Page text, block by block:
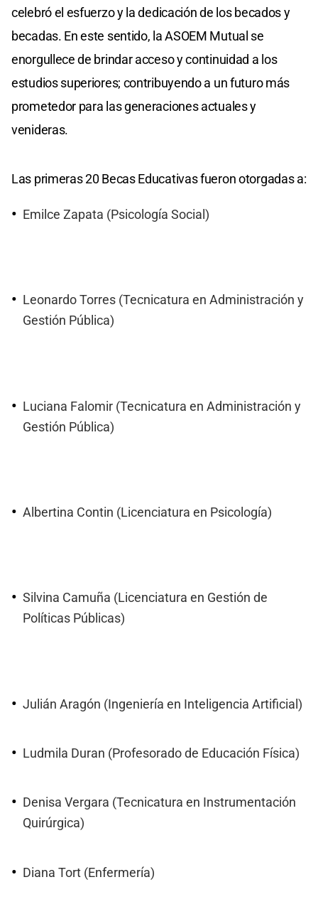
celebró el esfuerzo y la dedicación de los becados y
becadas. En este sentido, la ASOEM Mutual se
enorgullece de brindar acceso y continuidad a los
estudios superiores; contribuyendo a un futuro más
prometedor para las generaciones actuales y
venideras.
Las primeras 20 Becas Educativas fueron otorgadas a:
Emilce Zapata (Psicología Social)
Leonardo Torres (Tecnicatura en Administración y
Gestión Pública)
Luciana Falomir (Tecnicatura en Administración y
Gestión Pública)
Albertina Contin (Licenciatura en Psicología)
Silvina Camuña (Licenciatura en Gestión de
Políticas Públicas)
Julián Aragón (Ingeniería en Inteligencia Artificial)
Ludmila Duran (Profesorado de Educación Física)
Denisa Vergara (Tecnicatura en Instrumentación
Quirúrgica)
Diana Tort (Enfermería)